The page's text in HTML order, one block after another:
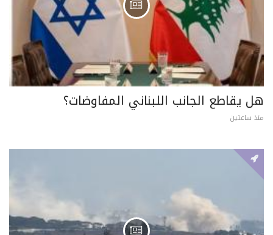
هل يقاطع الجانب اللبناني المفاوضات؟
منذ ساعتين